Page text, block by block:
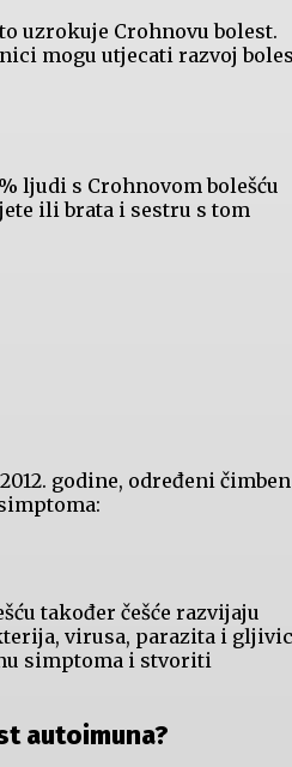
uzrokuje Crohnovu bolest.
mogu utjecati razvoj
ljudi s Crohnovom bolešću
ili brata i sestru s tom
godine, određeni
također češće razvijaju
virusa, parazita i
simptoma i stvoriti
autoimuna?